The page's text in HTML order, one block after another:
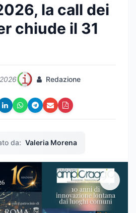
la call dei
chiude il 31
Redazione
da: Valeria Morena